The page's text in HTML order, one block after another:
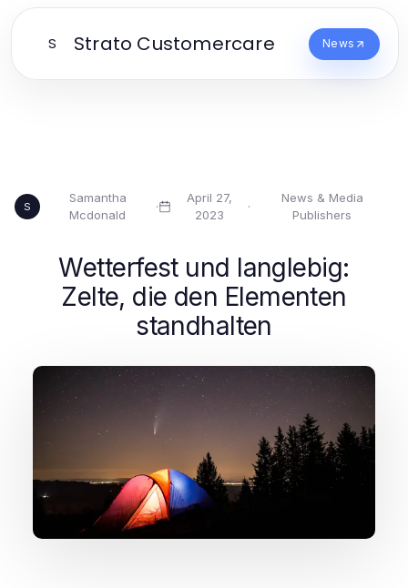
S Strato Customercare News
S
Samantha
Mcdonald
·
April 27,
2023
·
News & Media
Publishers
Wetterfest und langlebig:
Zelte, die den Elementen
standhalten